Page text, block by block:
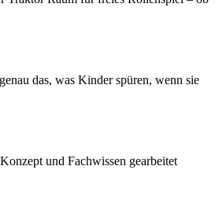
das, was Kinder spüren, wenn sie
und Fachwissen gearbeitet